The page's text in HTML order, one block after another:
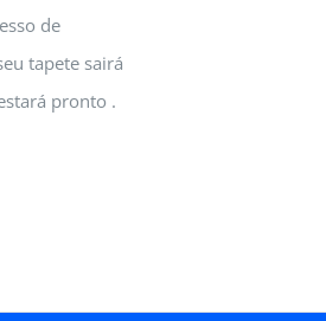
de
tapete sairá
pronto .